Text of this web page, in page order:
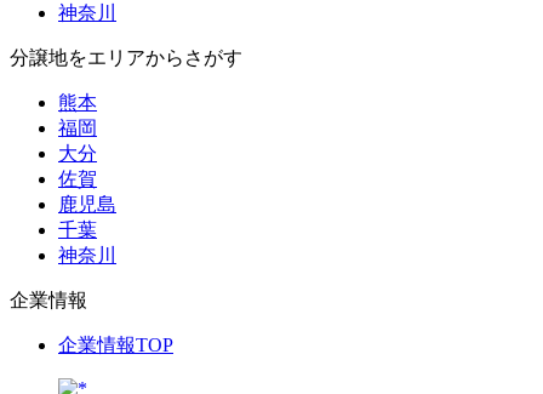
神奈川
分譲地をエリアからさがす
熊本
福岡
大分
佐賀
鹿児島
千葉
神奈川
企業情報
企業情報TOP